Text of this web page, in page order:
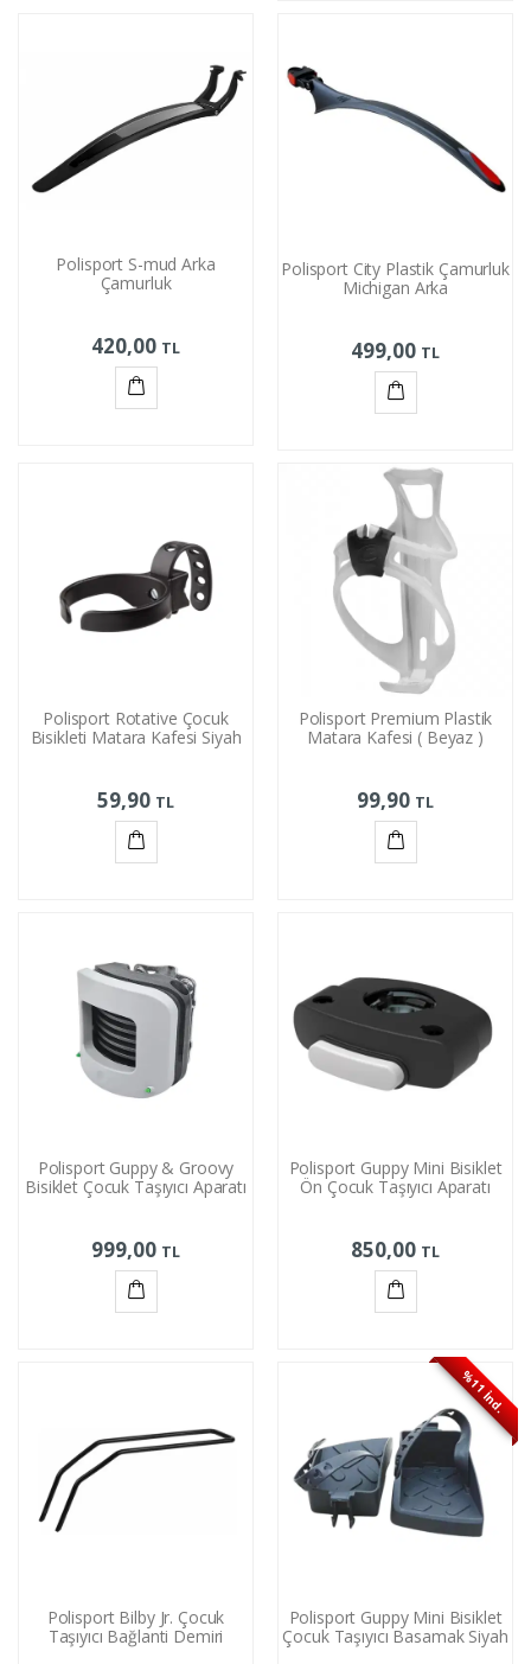
Polisport S-mud Arka
Çamurluk
420,00 TL
Polisport City Plastik Çamurluk
Michigan Arka
499,00 TL
Ekle
Polisport Rotative Çocuk
Bisikleti Matara Kafesi Siyah
59,90 TL
Polisport Premium Plastik
Matara Kafesi ( Beyaz )
99,90 TL
Polisport Guppy & Groovy
Bisiklet Çocuk Taşıyıcı Aparatı
999,00 TL
Polisport Guppy Mini Bisiklet
Ön Çocuk Taşıyıcı Aparatı
850,00 TL
Polisport Bilby Jr. Çocuk
Taşıyıcı Bağlanti Demiri
%11 İnd.
Polisport Guppy Mini Bisiklet
Çocuk Taşıyıcı Basamak Siyah